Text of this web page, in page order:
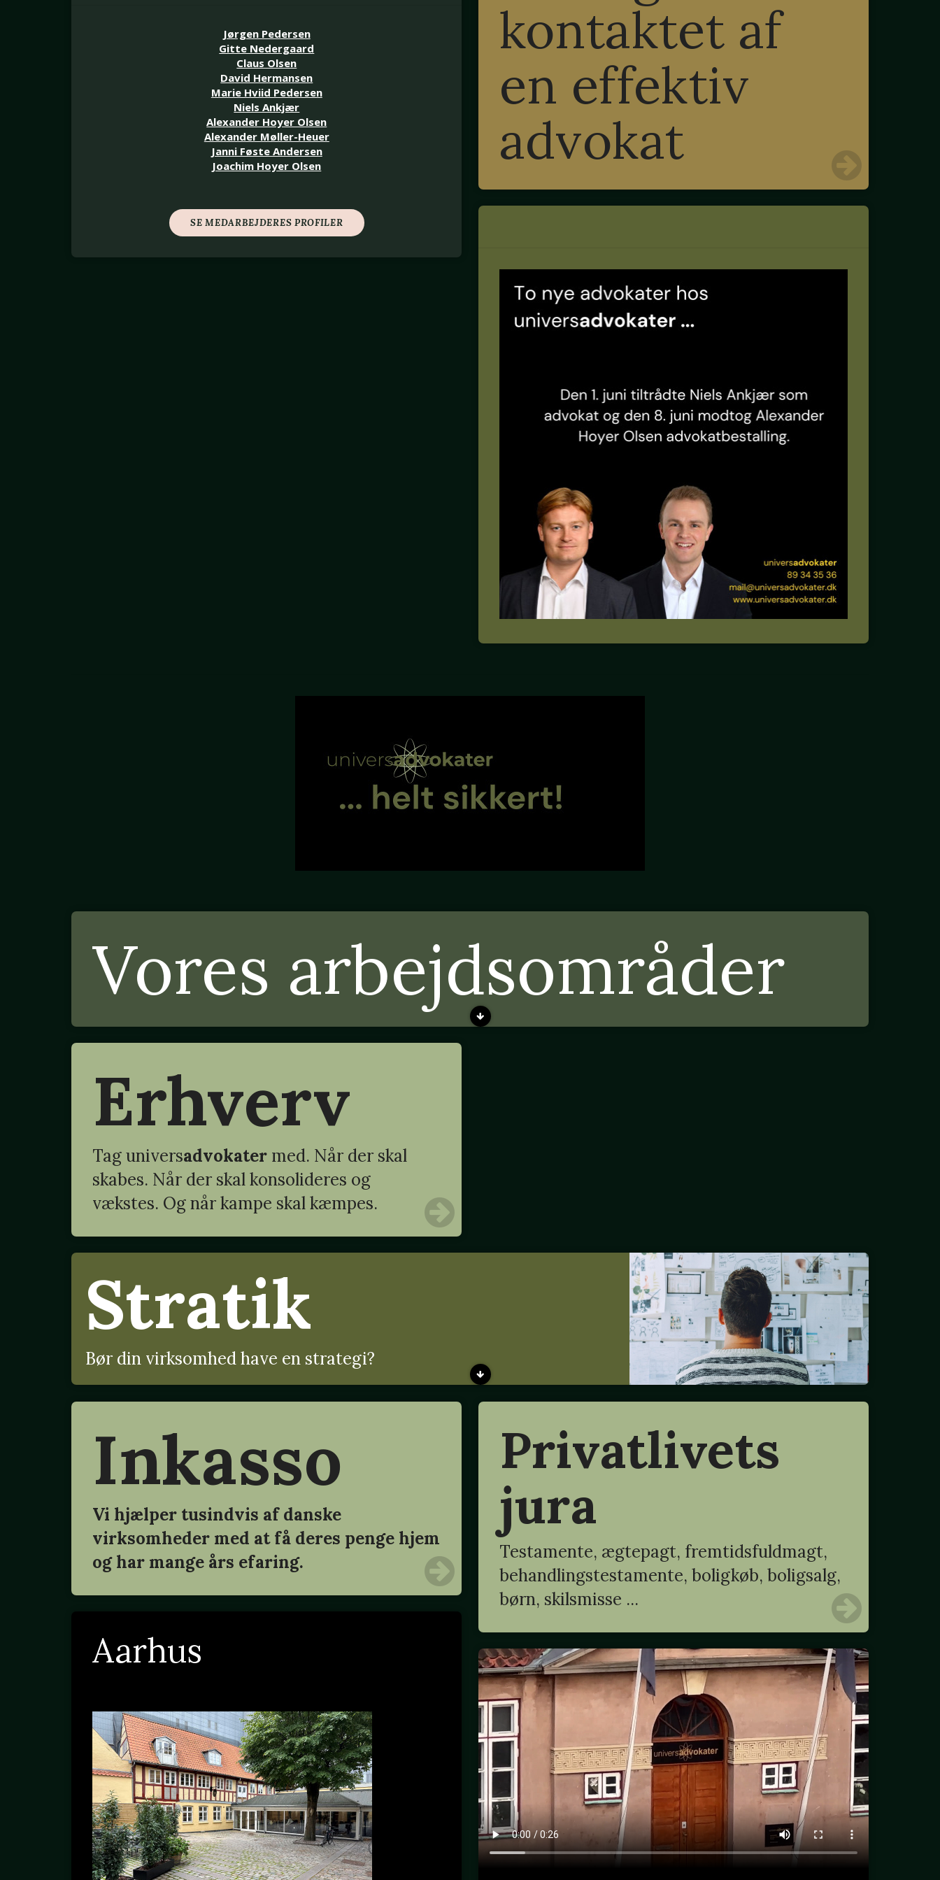
Jørgen Pedersen
Gitte Nedergaard
Claus Olsen
David Hermansen
Marie Hviid Pedersen
Niels Ankjær
Alexander Hoyer Olsen
Alexander Møller-Heuer
Janni Føste Andersen
Joachim Hoyer Olsen
SE MEDARBEJDERES PROFILER
kontaktet af
en effektiv
advokat
Vores arbejdsområder
Erhverv
Tag universadvokater med. Når der skal
skabes. Når der skal konsolideres og
vækstes. Og når kampe skal kæmpes.
Stratik
Bør din virksomhed have en strategi?
Inkasso
Vi hjælper tusindvis af danske
virksomheder med at få deres penge hjem
og har mange års efaring.
Privatlivets
jura
Testamente, ægtepagt, fremtidsfuldmagt,
behandlingstestamente, boligkøb, boligsalg,
børn, skilsmisse ...
Aarhus